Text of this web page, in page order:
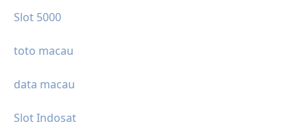
Slot 5000
toto macau
data macau
Slot Indosat